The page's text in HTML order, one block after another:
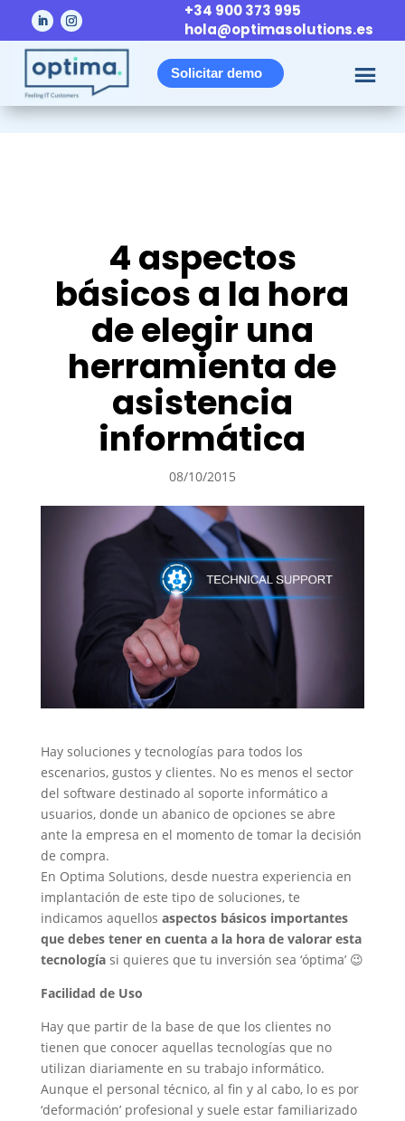
+34 900 373 995
hola@optimasolutions.es
Solicitar demo
4 aspectos
básicos a la hora
de elegir una
herramienta de
asistencia
informática
08/10/2015
Hay soluciones y tecnologías para todos los
escenarios, gustos y clientes. No es menos el sector
del software destinado al soporte informático a
usuarios, donde un abanico de opciones se abre
ante la empresa en el momento de tomar la decisión
de compra.
En Optima Solutions, desde nuestra experiencia en
implantación de este tipo de soluciones, te
indicamos aquellos aspectos básicos importantes
que debes tener en cuenta a la hora de valorar esta
tecnologíasi quieres que tu inversión sea ‘óptima’ 😉
Facilidad de Uso
Hay que partir de la base de que los clientes no
tienen que conocer aquellas tecnologías que no
utilizan diariamente en su trabajo informático.
Aunque el personal técnico, al fin y al cabo, lo es por
‘deformación’ profesional y suele estar familiarizado